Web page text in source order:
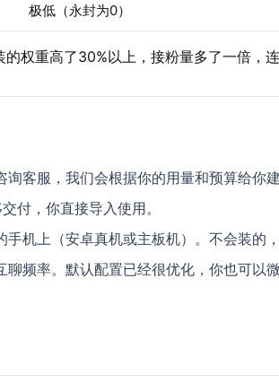
极低（永封为0）
权重高了30%以上，接粉量多了一倍，
客服，我们会根据你的用量和预算给你建
付，你直接导入使用。
机上（安卓真机或主板机）。不会装的
频率。默认配置已经很优化，你也可以微